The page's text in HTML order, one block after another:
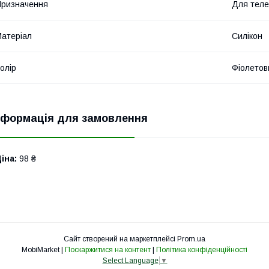
Для
Силікон
для замовлення
98 ₴
Сайт створений на маркетплейсі Prom.ua
MobiMarket | Поскаржитися на контент | Політика конфіденційності
Select Language ▼